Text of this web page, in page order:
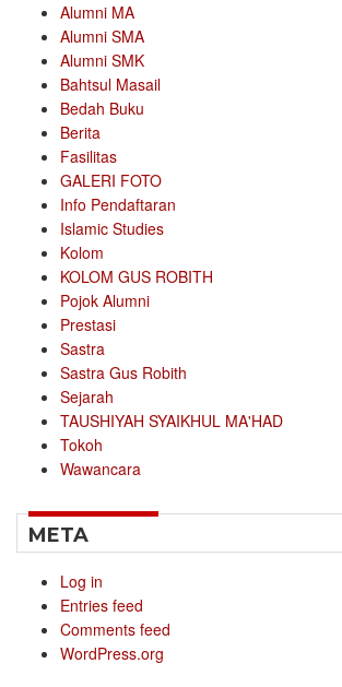
Alumni MA
Alumni SMA
Alumni SMK
Bahtsul Masail
Bedah Buku
Berita
Fasilitas
GALERI FOTO
Info Pendaftaran
Islamic Studies
Kolom
KOLOM GUS ROBITH
Pojok Alumni
Prestasi
Sastra
Sastra Gus Robith
Sejarah
TAUSHIYAH SYAIKHUL MA'HAD
Tokoh
Wawancara
META
Log in
Entries feed
Comments feed
WordPress.org